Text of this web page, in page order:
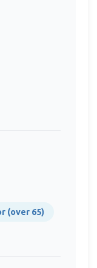
(over 65)